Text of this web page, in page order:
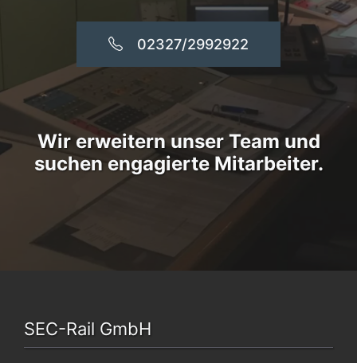
02327/2992922
Wir erweitern unser Team und
suchen engagierte Mitarbeiter.
SEC-Rail GmbH